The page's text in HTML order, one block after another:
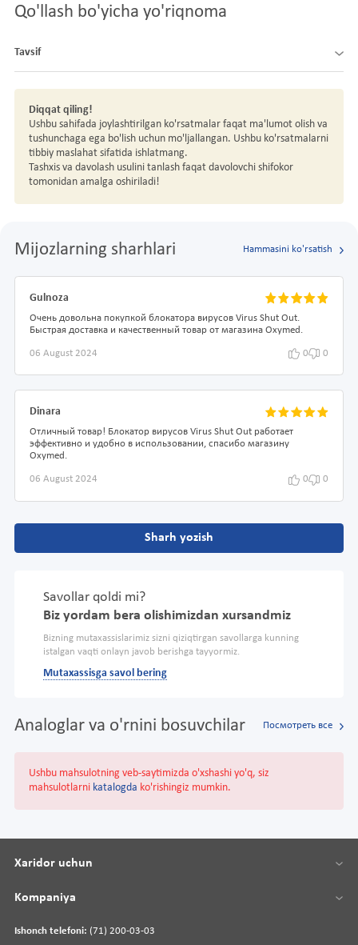
Qo'llash bo'yicha yo'riqnoma
Tavsif
Diqqat qiling!
Ushbu sahifada joylashtirilgan ko'rsatmalar faqat ma'lumot olish va
tushunchaga ega bo'lish uchun mo'ljallangan. Ushbu ko'rsatmalarni
tibbiy maslahat sifatida ishlatmang.
Tashxis va davolash usulini tanlash faqat davolovchi shifokor
tomonidan amalga oshiriladi!
Mijozlarning sharhlari Hammasini ko'rsatish
Gulnoza
Очень довольна покупкой блокатора вирусов Virus Shut Out.
Быстрая доставка и качественный товар от магазина Oxymed.
06 August 2024 0 0
Dinara
Отличный товар! Блокатор вирусов Virus Shut Out работает
эффективно и удобно в использовании, спасибо магазину
Oxymed.
06 August 2024 0 0
Sharh yozish
Savollar qoldi mi?
Biz yordam bera olishimizdan xursandmiz
Bizning mutaxassislarimiz sizni qiziqtirgan savollarga kunning
istalgan vaqti onlayn javob berishga tayyormiz.
Mutaxassisga savol bering
Analoglar va o'rnini bosuvchilar Посмотреть все
Ushbu mahsulotning veb-saytimizda o'xshashi yo'q, siz
mahsulotlarni katalogda ko'rishingiz mumkin.
Ishonch telefoni: (71) 200-03-03
Xaridor uchun
Kompaniya